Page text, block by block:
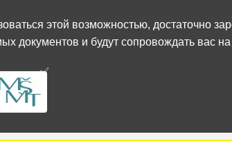
этой возможностью, достаточно
документов и будут сопровождать вас
✅